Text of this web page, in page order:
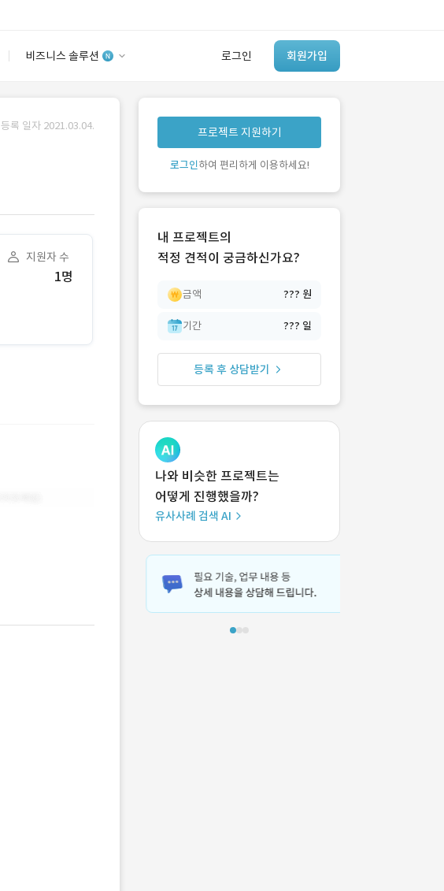
비즈니스 솔루션 로그인 회원가입
안심 코드 케어
유사사례 검색 AI
‘이런 거’ 만들어본
개발 회사 있어?
등록 일자 2021.03.04.
지원자 수
1명
프로젝트 지원하기
로그인하여 편리하게 이용하세요!
내 프로젝트의
적정 견적이 궁금하신가요?
금액 ??? 원
기간 ??? 일
등록 후 상담받기
나와 비슷한 프로젝트는
어떻게 진행했을까?
유사사례 검색 AI